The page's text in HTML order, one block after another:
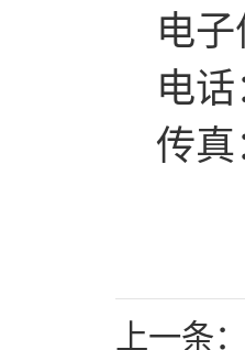
电
电
传真
上一条